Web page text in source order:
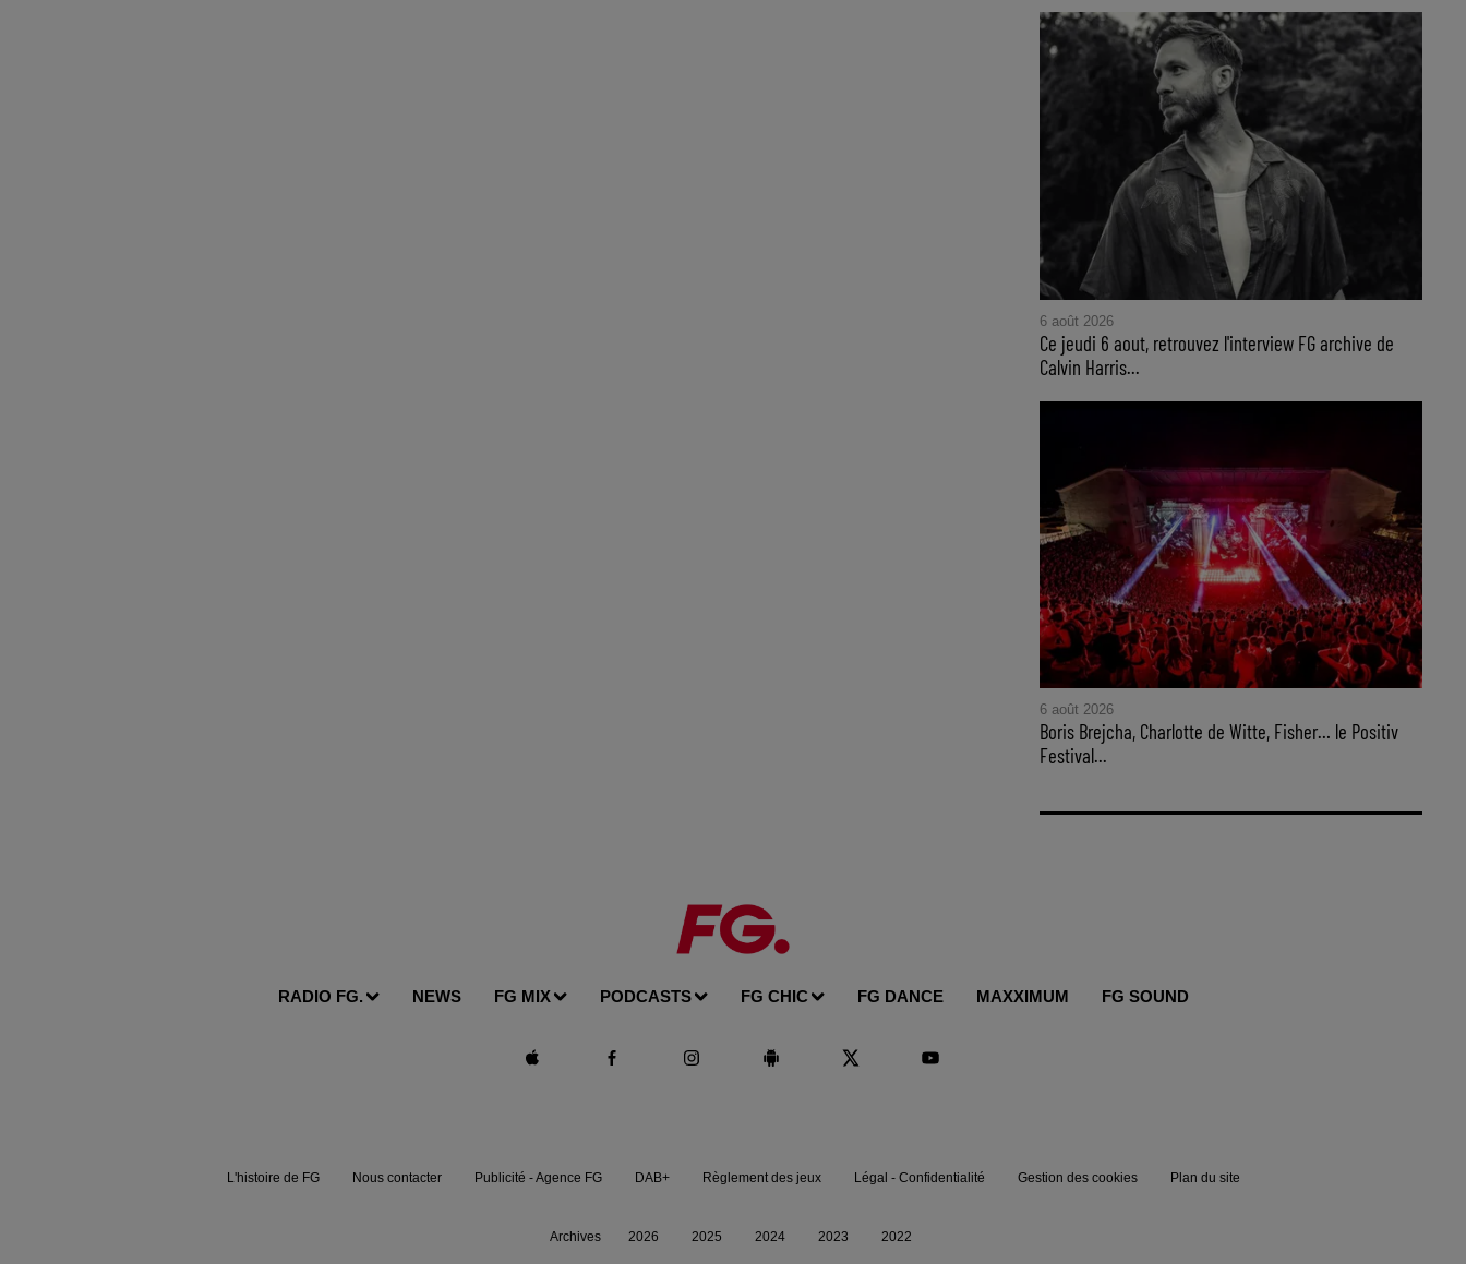
6 août 2026
Ce jeudi 6 aout, retrouvez l'interview FG archive de
Calvin Harris...
6 août 2026
Boris Brejcha, Charlotte de Witte, Fisher… le Positiv
Festival...
RADIO FG. NEWS FG MIX PODCASTS FG CHIC FG DANCE MAXXIMUM FG SOUND
L'histoire de FG Nous contacter Publicité - Agence FG DAB+ Règlement des jeux Légal - Confidentialité Gestion des cookies Plan du site
Archives 2026 2025 2024 2023 2022